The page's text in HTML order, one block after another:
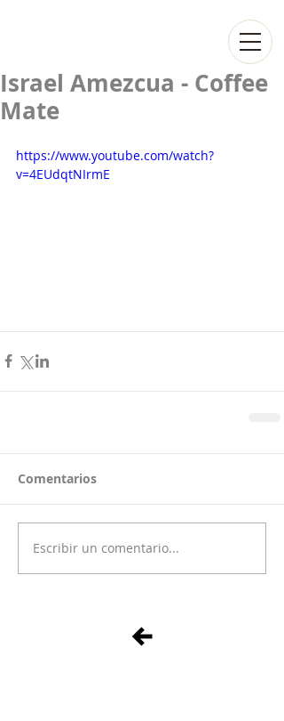
Israel Amezcua - Coffee
Mate
https://www.youtube.com/watch?
v=4EUdqtNIrmE
Comentarios
Escribir un comentario...